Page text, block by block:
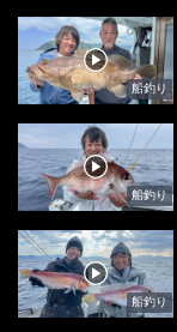
船釣り
船釣り
船釣り